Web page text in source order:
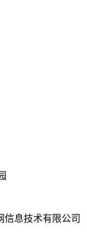
信息技术有限公司